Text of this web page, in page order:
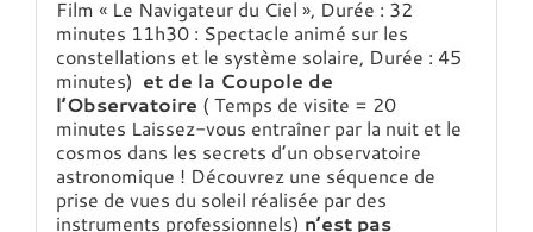
Film « Le Navigateur du Ciel », Durée : 32
minutes 11h30 : Spectacle animé sur les
constellations et le système solaire, Durée : 45
minutes) et de la Coupole de
l’Observatoire ( Temps de visite = 20
minutes Laissez-vous entraîner par la nuit et le
cosmos dans les secrets d’un observatoire
astronomique ! Découvrez une séquence de
prise de vues du soleil réalisée par des
instruments professionnels) n’est pas